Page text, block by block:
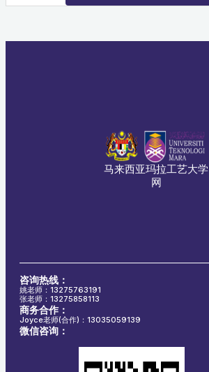
马来西亚玛拉工艺大学
网
咨询热线：
姚老师：13275763191
张老师：13275858113
商务合作：
Joyce老师(合作)：13035059139
微信咨询：